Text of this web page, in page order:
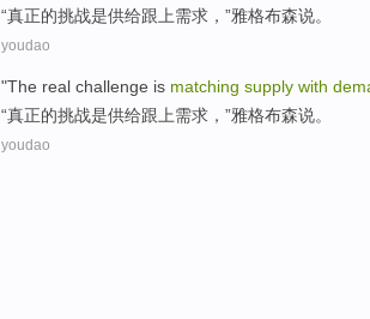
“真正的挑战是供给跟上需求 ，”雅格布森说。
youdao
"The real challenge is matching supply with
“真正的挑战是供给跟上需求 ，”雅格布森说。
youdao